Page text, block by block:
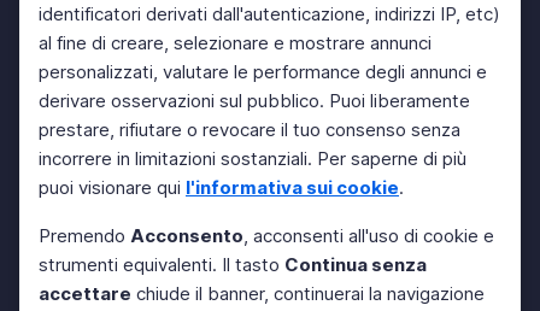
identificatori derivati dall'autenticazione, indirizzi IP, etc)
al fine di creare, selezionare e mostrare annunci
personalizzati, valutare le performance degli annunci e
derivare osservazioni sul pubblico. Puoi liberamente
prestare, rifiutare o revocare il tuo consenso senza
incorrere in limitazioni sostanziali. Per saperne di più
puoi visionare qui l'informativa sui cookie.
Premendo Acconsento, acconsenti all'uso di cookie e
strumenti equivalenti. Il tasto Continua senza
accettare chiude il banner, continuerai la navigazione